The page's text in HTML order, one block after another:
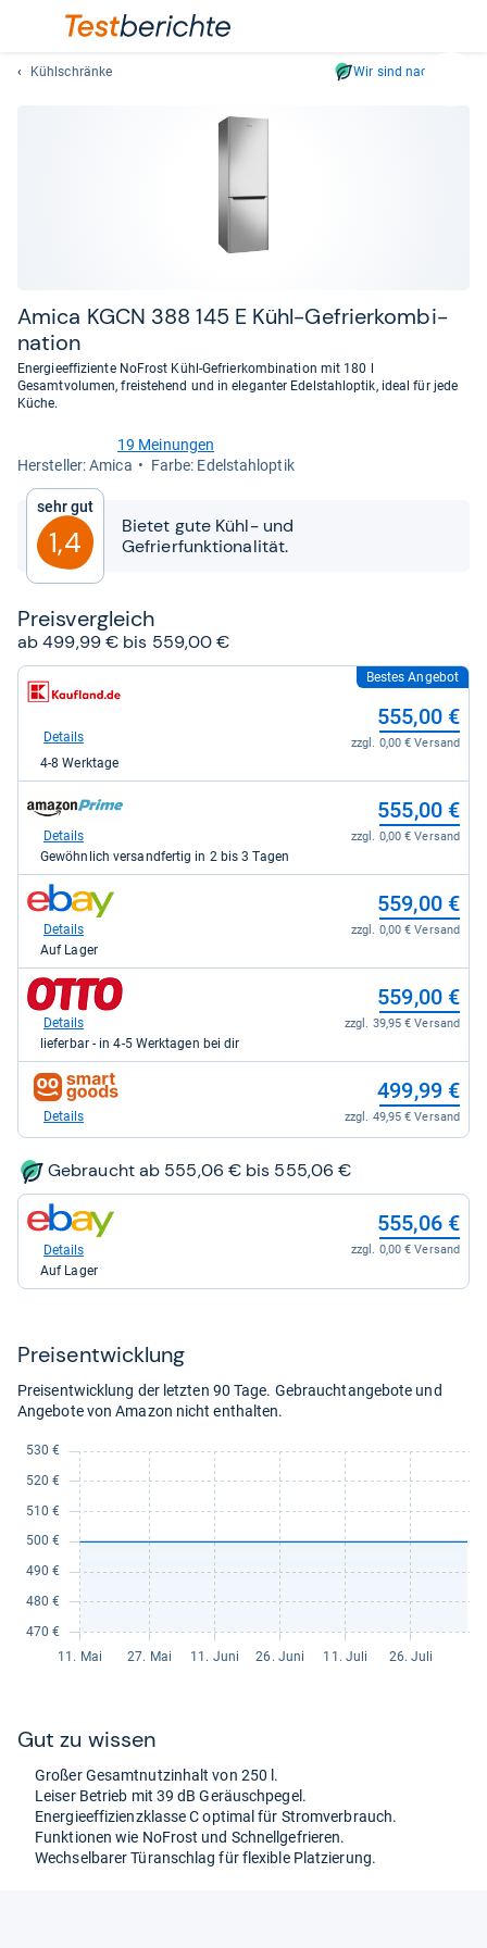
sich
Kühlschränke Wir sind nachhaltig
Amica KGCN 388 145 E Kühl-​Gefrier­kom­bi­
na­tion
Energieeffiziente NoFrost Kühl-Gefrierkombination mit 180 l
Gesamtvolumen, freistehend und in eleganter Edelstahloptik, ideal für jede
Küche.
von
Sternen
19 Meinungen
Her­stel­ler: Amica
Farbe: Edelstahloptik
Sehr gut
1,4
Bietet gute Kühl- und
Gefrierfunktionalität.
Preis­ver­gleich
ab 499,99 € bis 559,00 €
zum
Shop:
Kaufland
555,00
kaufen.
Bestes Angebot
555,00 €
zzgl. 0,00 € Versand
Details
4-8 Werktage
Shop:
Amazon.de
555,00
kaufen.
555,00 €
zzgl. 0,00 € Versand
Details
Gewöhnlich versandfertig in 2 bis 3 Tagen
zum
Shop:
eBay
559,00
kaufen.
559,00 €
zzgl. 0,00 € Versand
Details
Auf Lager
zum
Shop:
Otto.de
559,00
kaufen.
559,00 €
zzgl. 39,95 € Versand
Details
lieferbar - in 4-5 Werktagen bei dir
zum
Shop:
499,99
kaufen.
499,99 €
zzgl. 49,95 € Versand
Details
Gebraucht ab 555,06 € bis 555,06 €
zum
Shop:
eBay
555,06 €
zzgl. 0,00 € Versand
Details
Auf Lager
Preis­ent­wick­lung
Preisentwicklung der letzten 90 Tage. Gebrauchtangebote und
Angebote von Amazon nicht enthalten.
Gut zu wis­sen
Großer Gesamt­nut­zin­halt von 250 l.
Lei­ser Betrieb mit 39 dB Geräusch­pe­gel.
Ener­gie­ef­fi­zi­enz­klasse C opti­mal für Strom­ver­brauch.
Funk­tio­nen wie NoFrost und Schnell­ge­frie­ren.
Wech­sel­ba­rer Tür­an­schlag für fle­xi­ble Plat­zie­rung.